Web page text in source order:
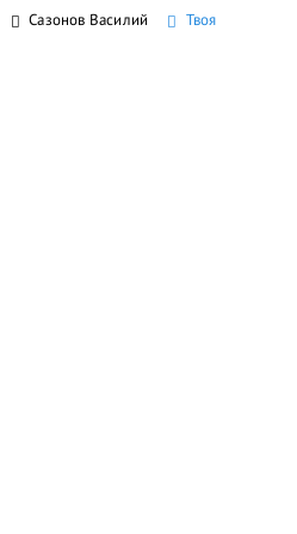
Сазонов Василий
Твоя